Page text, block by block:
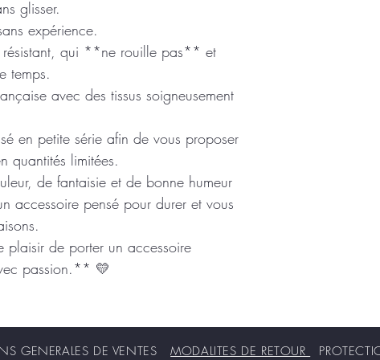
glisser.
expérience.
résistant, qui **ne rouille pas** et
temps.
avec des tissus soigneusement
en petite série afin de vous proposer
quantités limitées.
de fantaisie et de bonne humeur
accessoire pensé pour durer et vous
plaisir de porter un accessoire
passion.** 💛
DE VENTESMODALITES DE RETOUR